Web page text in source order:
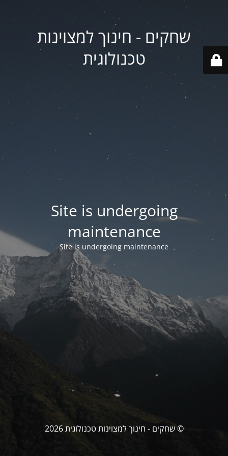
שחקים - חינוך למצוינות
טכנולוגית
Site is undergoing
maintenance
Site is undergoing maintenance
© שחקים - חינוך למצוינות טכנולוגית 2026